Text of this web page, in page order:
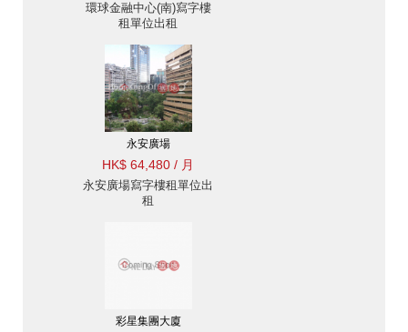
環球金融中心(南)寫字樓
租單位出租
永安廣場
HK$ 64,480 / 月
永安廣場寫字樓租單位出
租
彩星集團大廈